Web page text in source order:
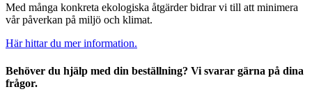
Med många konkreta ekologiska åtgärder bidrar vi till att minimera
vår påverkan på miljö och klimat.
Här hittar du mer information.
Behöver du hjälp med din beställning? Vi svarar gärna på dina
frågor.